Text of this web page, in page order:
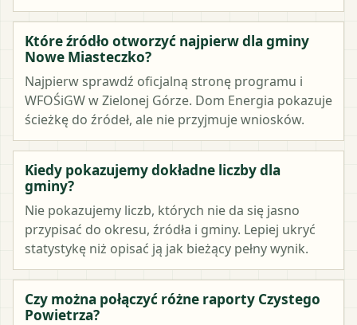
Które źródło otworzyć najpierw dla gminy
Nowe Miasteczko?
Najpierw sprawdź oficjalną stronę programu i
WFOŚiGW w Zielonej Górze. Dom Energia pokazuje
ścieżkę do źródeł, ale nie przyjmuje wniosków.
Kiedy pokazujemy dokładne liczby dla
gminy?
Nie pokazujemy liczb, których nie da się jasno
przypisać do okresu, źródła i gminy. Lepiej ukryć
statystykę niż opisać ją jak bieżący pełny wynik.
Czy można połączyć różne raporty Czystego
Powietrza?